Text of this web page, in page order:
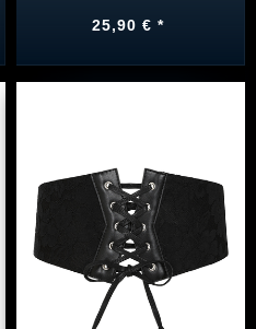
25,90 € *